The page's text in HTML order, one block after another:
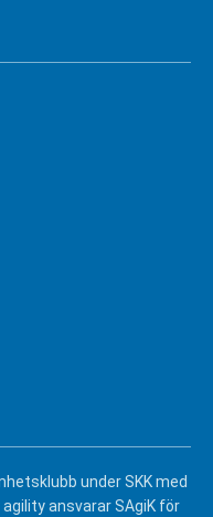
under SKK med
ansvarar SAgiK för